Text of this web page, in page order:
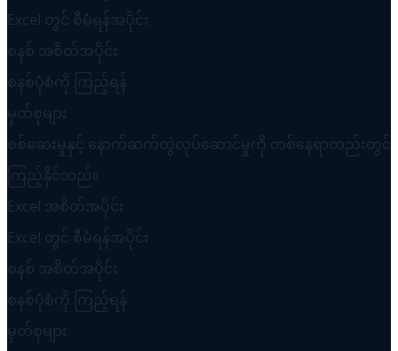
Excel တွင် စီမံရန်အပိုင်း
စနစ် အစိတ်အပိုင်း
စနစ်ပုံစံကို ကြည့်ရန်
မှတ်စုများ
စစ်ဆေးမှုနှင့် နောက်ဆက်တွဲလုပ်ဆောင်မှုကို တစ်နေရာတည်းတွင်
ကြည့်နိုင်သည်။
Excel အစိတ်အပိုင်း
Excel တွင် စီမံရန်အပိုင်း
စနစ် အစိတ်အပိုင်း
စနစ်ပုံစံကို ကြည့်ရန်
မှတ်စုများ